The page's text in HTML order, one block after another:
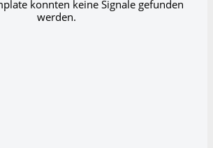
konnten keine Signale gefunden
werden.